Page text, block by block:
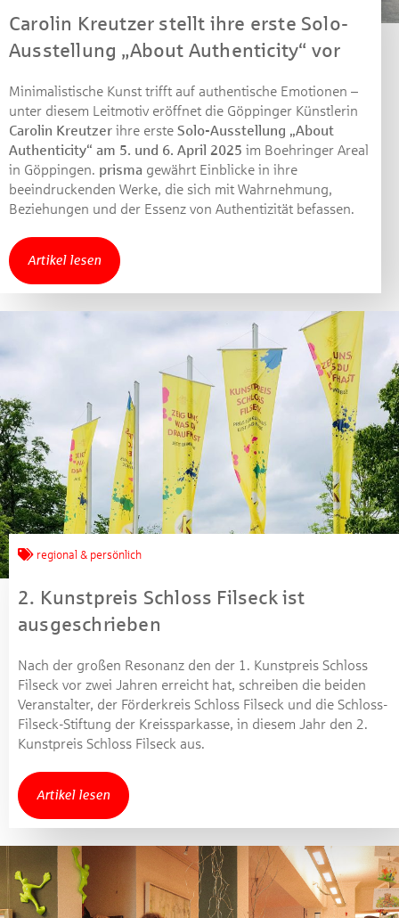
Carolin Kreutzer stellt ihre erste Solo-
Ausstellung „About Authenticity“ vor
Minimalistische Kunst trifft auf authentische Emotionen –
unter diesem Leitmotiv eröffnet die Göppinger Künstlerin
Carolin Kreutzer ihre erste Solo-Ausstellung „About
Authenticity“ am 5. und 6. April 2025 im Boehringer Areal
in Göppingen. prisma gewährt Einblicke in ihre
beeindruckenden Werke, die sich mit Wahrnehmung,
Beziehungen und der Essenz von Authentizität befassen.
Artikel lesen
regional & persönlich
2. Kunstpreis Schloss Filseck ist
ausgeschrieben
Nach der großen Resonanz den der 1. Kunstpreis Schloss
Filseck vor zwei Jahren erreicht hat, schreiben die beiden
Veranstalter, der Förderkreis Schloss Filseck und die Schloss-
Filseck-Stiftung der Kreissparkasse, in diesem Jahr den 2.
Kunstpreis Schloss Filseck aus.
Artikel lesen
Machen Sie mit bei unserem Gewinnspiel! Bis 31.
Dezember 2021 verlosen wir 10 Gutscheine des
Treffpunkt Gold der Kreissparkasse Göppingen im Wert
Beantworten Sie einfach folgende Frage:
Welches Jubiläum feiert die Kreissparkasse
Göppingen in diesem Jahr?
Gewinnspiel geschlossen